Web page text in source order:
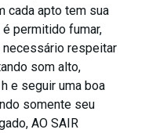
cada apto tem sua
permitido fumar,
respeitar
som alto,
e seguir uma boa
somente seu
AO SAIR